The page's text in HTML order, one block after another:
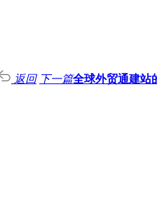
返回 下一篇全球外贸通建站